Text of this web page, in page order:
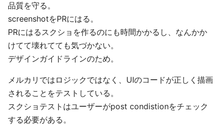
品質を守る。
screenshotをPRにはる。
PRにはるスクショを作るのにも時間かかるし、なんかか
けてて壊れてても気づかない。
デザインガイドラインのため。
メルカリではロジックではなく、UIのコードが正しく描画
されることをテストしている。
スクショテストはユーザーがpost condistionをチェック
する必要がある。